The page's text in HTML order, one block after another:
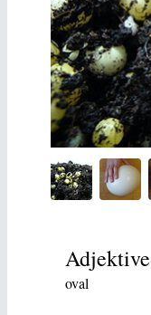
Adjektive
oval